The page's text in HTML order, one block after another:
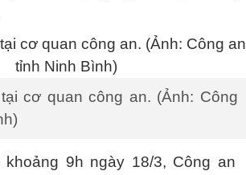
cơ quan công an. (Ảnh: Công
9h ngày 18/3, Công an